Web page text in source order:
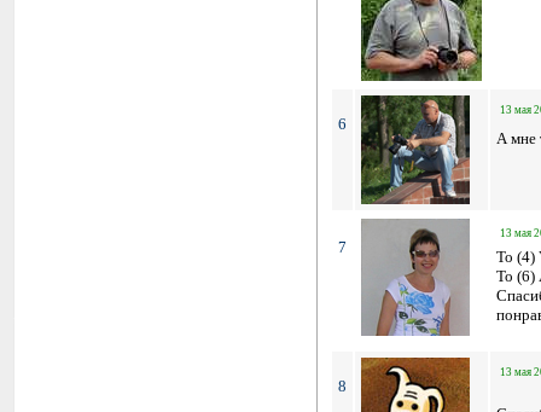
6
13 мая
А мне
7
13 мая
To (4)
To
8
13 мая